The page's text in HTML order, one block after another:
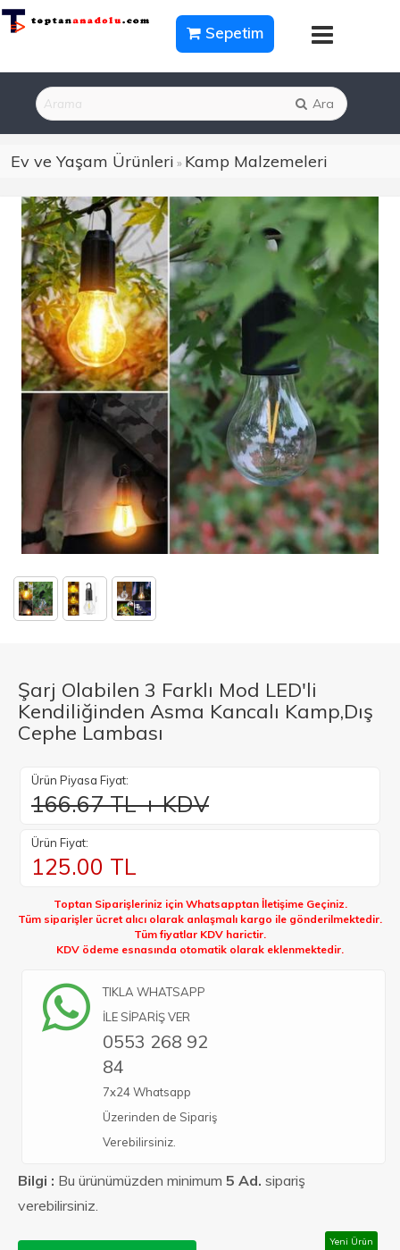
Sepetim
Ara
Ev ve Yaşam Ürünleri » Kamp Malzemeleri
Şarj Olabilen 3 Farklı Mod LED'li
Kendiliğinden Asma Kancalı Kamp,Dış
Cephe Lambası
Ürün Piyasa Fiyat:
166.67 TL + KDV
Ürün Fiyat:
125.00 TL
Toptan Siparişleriniz için Whatsapptan İletişime Geçiniz.
Tüm siparişler ücret alıcı olarak anlaşmalı kargo ile gönderilmektedir.
Tüm fiyatlar KDV harictir.
KDV ödeme esnasında otomatik olarak eklenmektedir.
TIKLA WHATSAPP
İLE SİPARİŞ VER
0553 268 92
84
7x24 Whatsapp
Üzerinden de Sipariş
Verebilirsiniz.
Bilgi : Bu ürünümüzden minimum 5 Ad. sipariş
verebilirsiniz.
Yeni Ürün